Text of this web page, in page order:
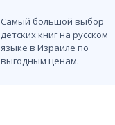
Самый большой выбор
детских книг на русском
языке в Израиле по
выгодным ценам.